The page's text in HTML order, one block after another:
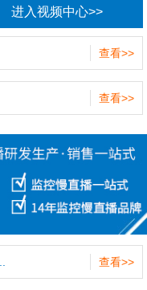
进入视频中心>>
查看>>
查看>>
查看>>